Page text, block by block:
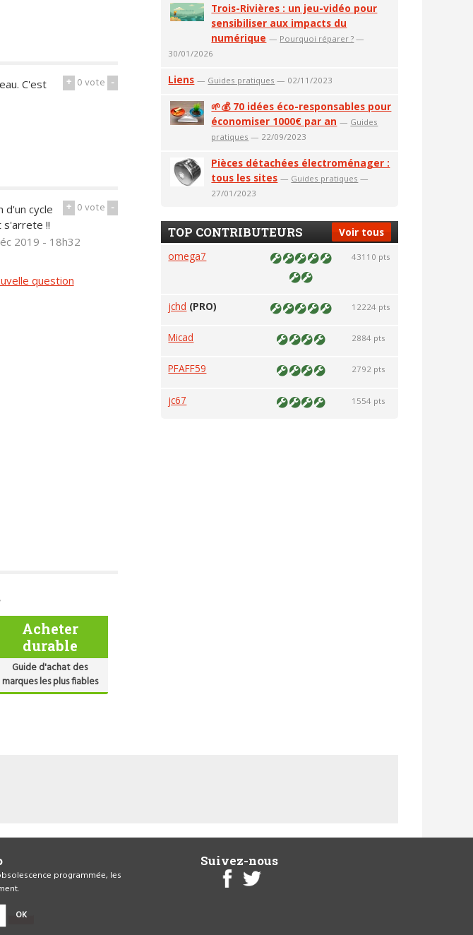
+ 0vote -
C'est
+ 0vote -
d'un cycle
s'arrete !!
2019 - 18h32
question
Acheter
durable
Guide d'achat des
marques les plus fiables
Trois-Rivières : un jeu-vidéo pour
sensibiliser aux impacts du
numérique — Pourquoi réparer ? —
30/01/2026
Liens — Guides pratiques — 02/11/2023
🌱💰 70 idées éco-responsables pour
économiser 1000€ par an — Guides
pratiques — 22/09/2023
Pièces détachées électroménager :
tous les sites — Guides pratiques —
27/01/2023
Voir tous
TOP CONTRIBUTEURS
omega7 43110 pts
jchd (PRO) 12224 pts
Micad 2884 pts
PFAFF59 2792 pts
jc67 1554 pts
programmée, les
OK
Suivez-nous